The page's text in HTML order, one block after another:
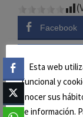
Facebook
Esta web
funcional y
conocer sus
de información.